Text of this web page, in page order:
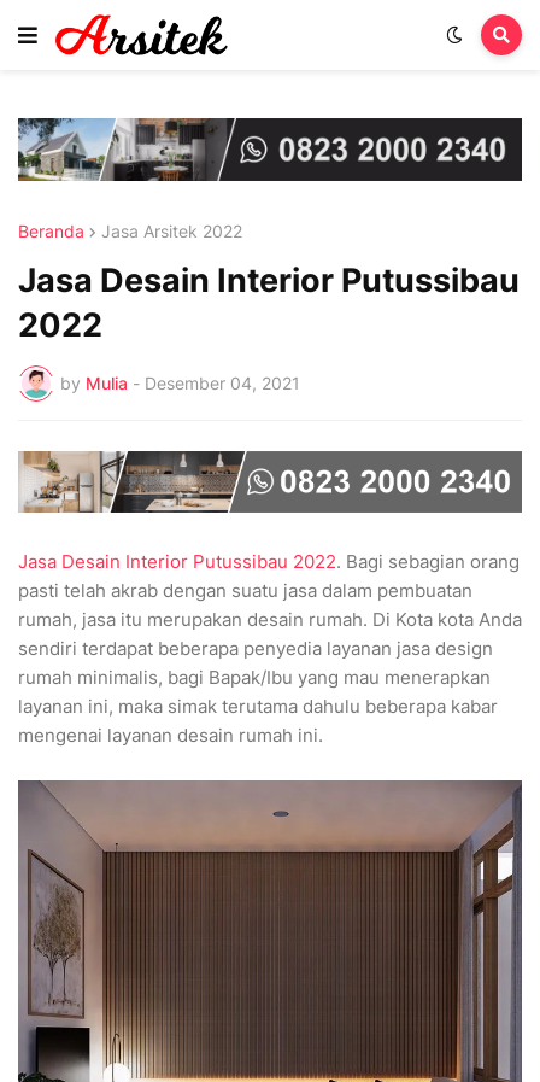
Beranda Jasa Arsitek 2022
Jasa Desain Interior Putussibau
2022
by Mulia - Desember 04, 2021
Jasa Desain Interior Putussibau 2022. Bagi sebagian orang
pasti telah akrab dengan suatu jasa dalam pembuatan
rumah, jasa itu merupakan desain rumah. Di Kota kota Anda
sendiri terdapat beberapa penyedia layanan jasa design
rumah minimalis, bagi Bapak/Ibu yang mau menerapkan
layanan ini, maka simak terutama dahulu beberapa kabar
mengenai layanan desain rumah ini.